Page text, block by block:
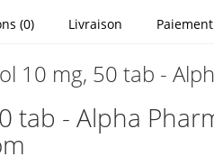
(0) Livraison Paiement
10 mg, 50 tab -
tab - Alpha